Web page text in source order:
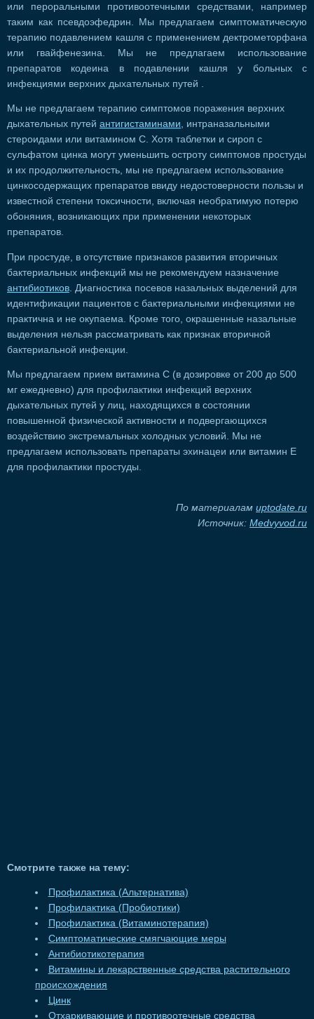
или пероральными противоотечными средствами, например
таким как псевдоэфедрин. Мы предлагаем симптоматическую
терапию подавлением кашля с применением дектрометорфана
или гвайфенезина. Мы не предлагаем использование
препаратов кодеина в подавлении кашля у больных с
инфекциями верхних дыхательных путей .
Мы не предлагаем терапию симптомов поражения верхних
дыхательных путей антигистаминами, интраназальными
стероидами или витамином С. Хотя таблетки и сироп с
сульфатом цинка могут уменьшить остроту симптомов простуды
и их продолжительность, мы не предлагаем использование
цинкосодержащих препаратов ввиду недостоверности пользы и
известной степени токсичности, включая необратимую потерю
обоняния, возникающих при применении некоторых
препаратов.
При простуде, в отсутствие признаков развития вторичных
бактериальных инфекций мы не рекомендуем назначение
антибиотиков . Диагностика посевов назальных выделений для
идентификации пациентов с бактериальными инфекциями не
практична и не окупаема. Кроме того, окрашенные назальные
выделения нельзя рассматривать как признак вторичной
бактериальной инфекции.
Мы предлагаем прием витамина С (в дозировке от 200 до 500
мг ежедневно) для профилактики инфекций верхних
дыхательных путей у лиц, находящихся в состоянии
повышенной физической активности и подвергающихся
воздействию экстремальных холодных условий. Мы не
предлагаем использовать препараты эхинацеи или витамин E
для профилактики простуды.
По материалам uptodate.ru
Источник: Мedvyvod.ru
Смотрите также на тему:
Профилактика (Альтернатива)
Профилактика (Пробиотики)
Профилактика (Витаминотерапия)
Симптоматические смягчающие меры
Антибиотикотерапия
Витамины и лекарственные средства растительного
происхождения
Цинк
Отхаркивающие и противоотечные средства